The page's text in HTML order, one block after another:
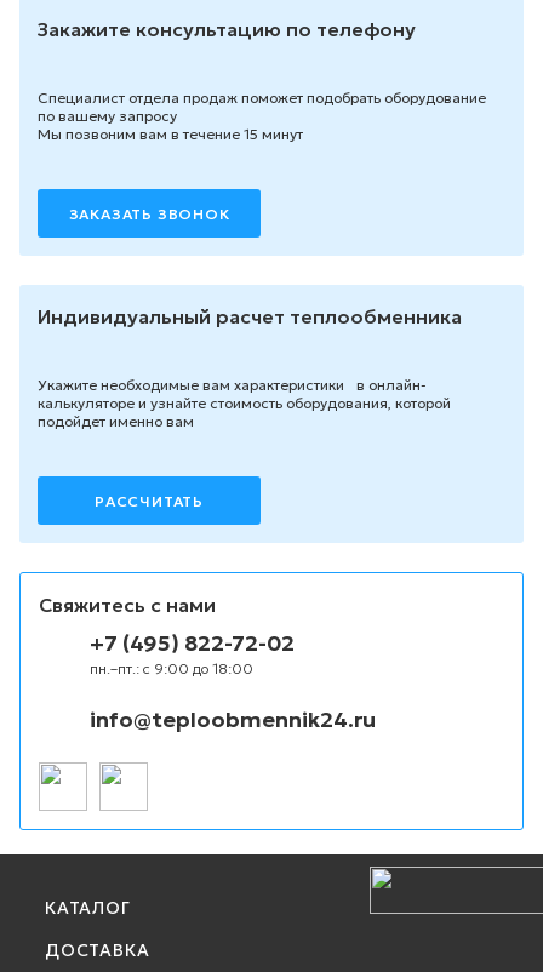
Закажите консультацию по телефону
Специалист отдела продаж поможет подобрать оборудование
по вашему запросу
Мы позвоним вам в течение 15 минут
ЗАКАЗАТЬ ЗВОНОК
Индивидуальный расчет теплообменника
Укажите необходимые вам характеристики в онлайн-
калькуляторе и узнайте стоимость оборудования, которой
подойдет именно вам
РАССЧИТАТЬ
Свяжитесь с нами
+7 (495) 822-72-02
пн.–пт.: с 9:00 до 18:00
info@teploobmennik24.ru
КАТАЛОГ
ДОСТАВКА